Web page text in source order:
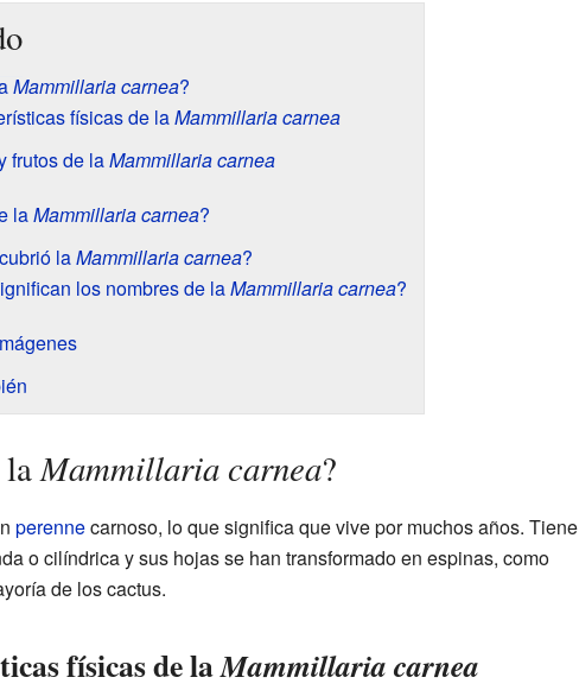
Mammillaria carnea?
físicas de laMammillaria carnea
frutos de laMammillaria carnea
laMammillaria carnea?
laMammillaria carnea?
los nombres de laMammillaria carnea?
laMammillaria carnea?
perennecarnoso, lo que significa que vive por muchos años. Tiene
o cilíndrica y sus hojas se han transformado en espinas, como
de los cactus.
físicas de laMammillaria carnea